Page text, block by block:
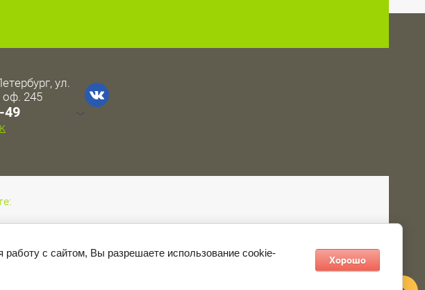
ул.
оф. 245
49
с сайтом, Вы разрешаете использование cookie-
Хорошо